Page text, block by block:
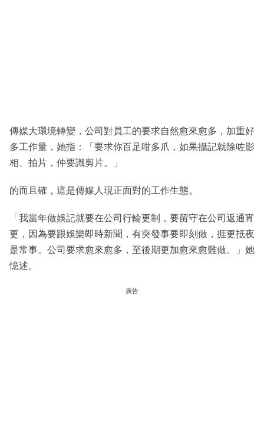
傳媒大環境轉變，公司對員工的要求自然愈來愈多，加重好
多工作量，她指：「要求你百足咁多爪，如果攝記就除咗影
相、拍片，仲要識剪片。」
的而且確，這是傳媒人現正面對的工作生態。
「我當年做娛記就要在公司行輪更制，要留守在公司返通宵
更，因為要跟娛樂即時新聞，有突發事要即刻做，捱更抵夜
是常事。公司要求愈來愈多，至後期更加愈來愈難做。」她
憶述。
廣告